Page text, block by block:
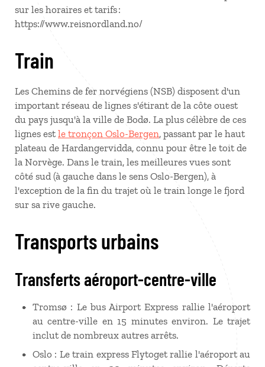
sur les horaires et tarifs :
https://www.reisnordland.no/
Train
Les Chemins de fer norvégiens (NSB) disposent d'un
important réseau de lignes s'étirant de la côte ouest
du pays jusqu'à la ville de Bodø. La plus célèbre de ces
lignes est le tronçon Oslo-Bergen, passant par le haut
plateau de Hardangervidda, connu pour être le toit de
la Norvège. Dans le train, les meilleures vues sont
côté sud (à gauche dans le sens Oslo-Bergen), à
l'exception de la fin du trajet où le train longe le fjord
sur sa rive gauche.
Transports urbains
Transferts aéroport-centre-ville
Tromsø : Le bus Airport Express rallie l'aéroport
au centre-ville en 15 minutes environ. Le trajet
inclut de nombreux autres arrêts.
Oslo : Le train express Flytoget rallie l'aéroport au